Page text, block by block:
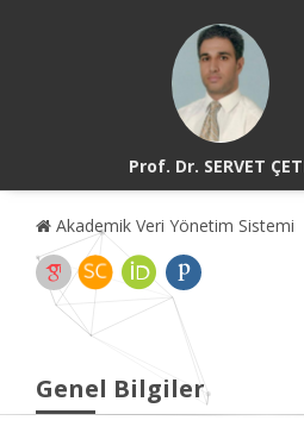
Prof. Dr. SERVET
Akademik Veri Yönetim Sistemi
Genel Bilgiler